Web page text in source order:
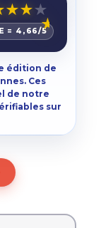
★★★
= 4,66/5
édition de
Ces
de notre
sur